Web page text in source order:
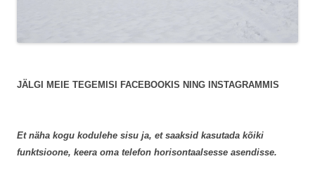
JÄLGI MEIE TEGEMISI FACEBOOKIS NING INSTAGRAMMIS
Et näha kogu kodulehe sisu ja, et saaksid kasutada kõiki
funktsioone, keera oma telefon horisontaalsesse asendisse.